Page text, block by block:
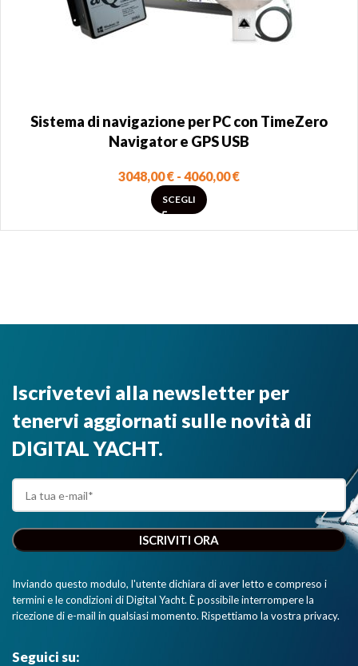
Sistema di navigazione per PC con TimeZero
Navigator e GPS USB
3048,00€ - 4060,00€
SCEGLI
Iscrivetevi alla newsletter per
tenervi aggiornati sulle novità di
DIGITAL YACHT.
Inviando questo modulo, l'utente dichiara di aver letto e compreso i
termini e le condizioni di Digital Yacht. È possibile interrompere la
ricezione di e-mail in qualsiasi momento. Rispettiamo la vostra privacy.
Seguici su: